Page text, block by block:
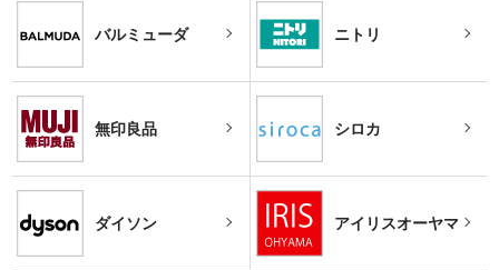
バルミューダ ニトリ
無印良品 シロカ
ダイソン アイリスオーヤマ